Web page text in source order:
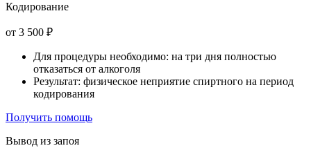
Кодирование
от 3 500 ₽
Для процедуры необходимо: на три дня полностью
отказаться от алкоголя
Результат: физическое неприятие спиртного на период
кодирования
Получить помощь
Вывод из запоя